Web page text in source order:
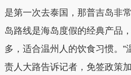
是第一次去泰国，那普吉岛非
岛路线是海岛度假的经典产品
多，适合温州人的饮食习惯。”
责人大路告诉记者，免签政策